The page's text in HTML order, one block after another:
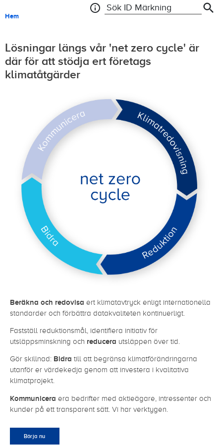
Länkstig
Hem
Lösningar längs vår 'net zero cycle' är
där för att stödja ert företags
klimatåtgärder
Beräkna och redovisa ert klimatavtryck enligt internationella
standarder och förbättra datakvaliteten kontinuerligt.
Fastställ reduktionsmål, identifiera initiativ för
utsläppsminskning och reducera utsläppen över tid.
Gör skillnad: Bidra till att begränsa klimatförändringarna
utanför er värdekedja genom att investera i kvalitativa
klimatprojekt.
Kommunicera era bedrifter med aktieägare, intressenter och
kunder på ett transparent sätt. Vi har verktygen.
Börja nu
info
Search ID Tracking search